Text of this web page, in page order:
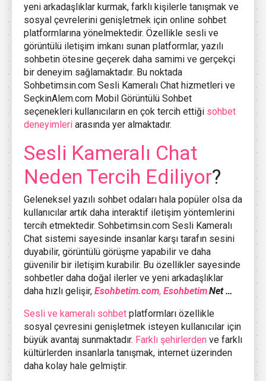
yeni arkadaşlıklar kurmak, farklı kişilerle tanışmak ve
sosyal çevrelerini genişletmek için online sohbet
platformlarına yönelmektedir. Özellikle sesli ve
görüntülü iletişim imkanı sunan platformlar, yazılı
sohbetin ötesine geçerek daha samimi ve gerçekçi
bir deneyim sağlamaktadır. Bu noktada
Sohbetimsin.com Sesli Kameralı Chat hizmetleri ve
SeçkinAlem.com Mobil Görüntülü Sohbet
seçenekleri kullanıcıların en çok tercih ettiği sohbet
deneyimleri arasında yer almaktadır.
Sesli Kameralı Chat
Neden Tercih Ediliyor?
Geleneksel yazılı sohbet odaları hala popüler olsa da
kullanıcılar artık daha interaktif iletişim yöntemlerini
tercih etmektedir. Sohbetimsin.com Sesli Kameralı
Chat sistemi sayesinde insanlar karşı tarafın sesini
duyabilir, görüntülü görüşme yapabilir ve daha
güvenilir bir iletişim kurabilir. Bu özellikler sayesinde
sohbetler daha doğal ilerler ve yeni arkadaşlıklar
daha hızlı gelişir, Esohbetim.com, Esohbetim.Net …
Sesli ve kameralı sohbet platformları özellikle
sosyal çevresini genişletmek isteyen kullanıcılar için
büyük avantaj sunmaktadır. Farklı şehirlerden ve farklı
kültürlerden insanlarla tanışmak, internet üzerinden
daha kolay hale gelmiştir.